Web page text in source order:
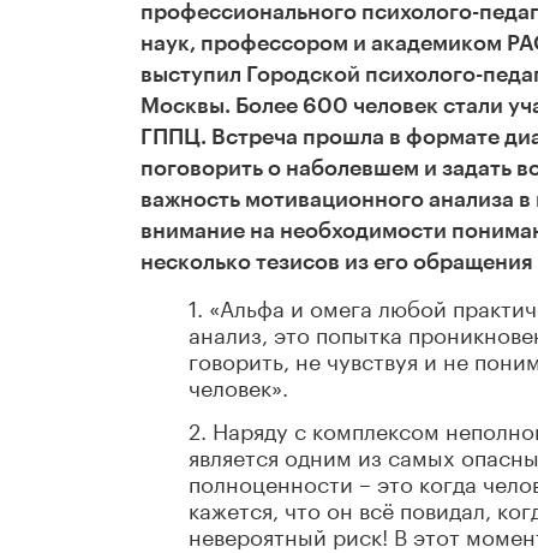
профессионального психолого-
наук, профессором и академиком
выступил Городской психолого-
Москвы. Более 600 человек стали
ГППЦ. Встреча прошла в формате
поговорить о наболевшем и задать
важность мотивационного анализа
внимание на необходимости
несколько тезисов из его
1. «Альфа и омега любой
анализ, это попытка
говорить, не чувствуя и не
человек».
2. Наряду с комплексом
является одним из самых
полноценности – это когда
кажется, что он всё повидал,
невероятный риск! В этот